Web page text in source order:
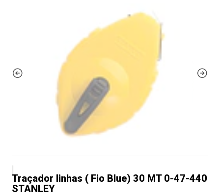
Traçador linhas ( Fio Blue) 30 MT 0-47-440
STANLEY